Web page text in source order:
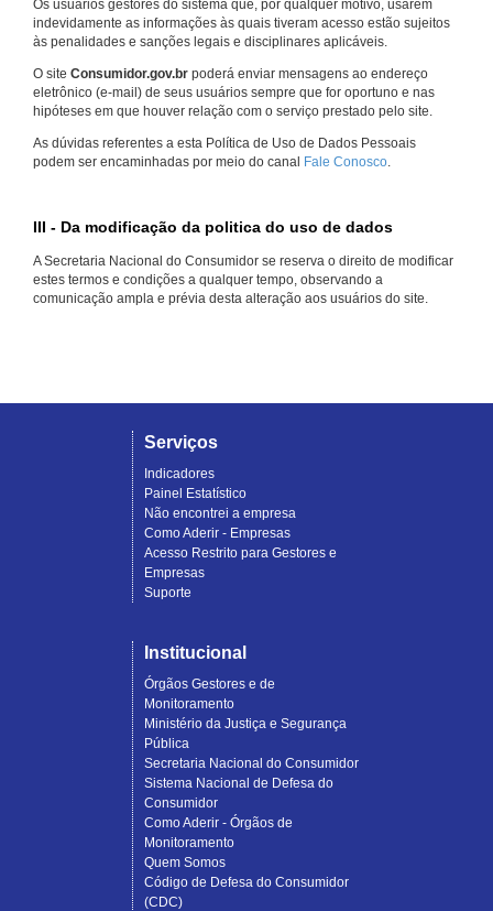
Os usuários gestores do sistema que, por qualquer motivo, usarem
indevidamente as informações às quais tiveram acesso estão sujeitos
às penalidades e sanções legais e disciplinares aplicáveis.
O site Consumidor.gov.br poderá enviar mensagens ao endereço
eletrônico (e-mail) de seus usuários sempre que for oportuno e nas
hipóteses em que houver relação com o serviço prestado pelo site.
As dúvidas referentes a esta Política de Uso de Dados Pessoais
podem ser encaminhadas por meio do canal Fale Conosco.
III - Da modificação da politica do uso de dados
A Secretaria Nacional do Consumidor se reserva o direito de modificar
estes termos e condições a qualquer tempo, observando a
comunicação ampla e prévia desta alteração aos usuários do site.
Serviços
Indicadores
Painel Estatístico
Não encontrei a empresa
Como Aderir - Empresas
Acesso Restrito para Gestores e
Empresas
Suporte
Institucional
Órgãos Gestores e de
Monitoramento
Ministério da Justiça e Segurança
Pública
Secretaria Nacional do Consumidor
Sistema Nacional de Defesa do
Consumidor
Como Aderir - Órgãos de
Monitoramento
Quem Somos
Código de Defesa do Consumidor
(CDC)